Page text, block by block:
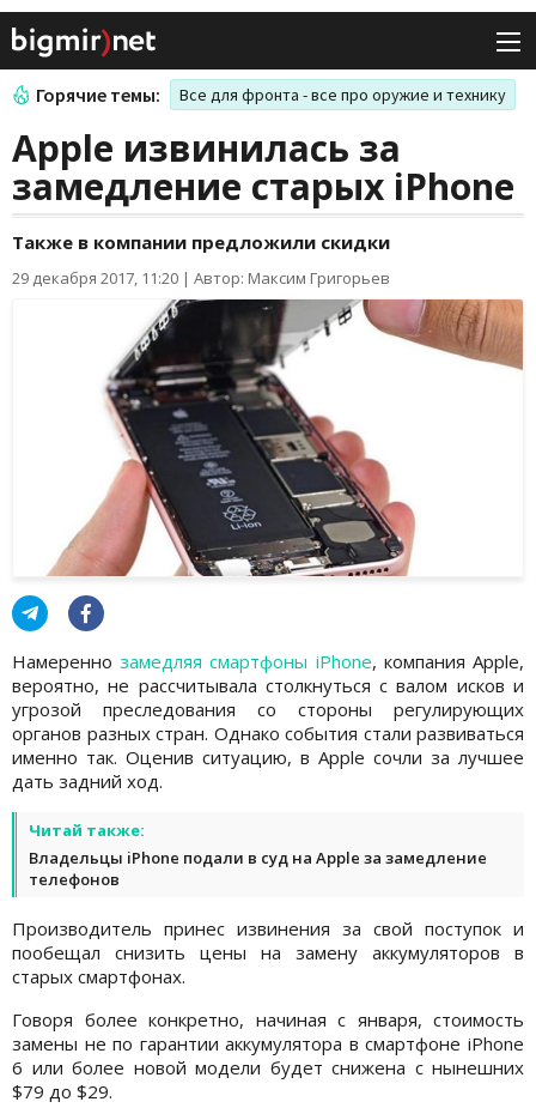
Горячие темы: Все для фронта - все про оружие и технику
Apple извинилась за
замедление старых iPhone
Также в компании предложили скидки
29 декабря 2017, 11:20 | Автор: Максим Григорьев
Намереннозамедляя смартфоны iPhone, компания Apple,
вероятно, не рассчитывала столкнуться с валом исков и
угрозой преследования со стороны регулирующих
органов разных стран. Однако события стали развиваться
именно так. Оценив ситуацию, в Apple сочли за лучшее
дать задний ход.
Читай также:
Владельцы iPhone подали в суд на Apple за замедление
телефонов
Производитель принес извинения за свой поступок и
пообещал снизить цены на замену аккумуляторов в
старых смартфонах.
Говоря более конкретно, начиная с января, стоимость
замены не по гарантии аккумулятора в смартфоне iPhone
6 или более новой модели будет снижена с нынешних
$79 до $29.